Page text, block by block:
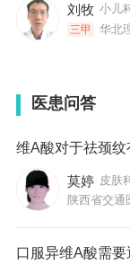
刘牧 小儿
三甲 华北
医患问答
维A酸对于祛颈纹
莫婷 皮肤
陕西省交通
口服异维A酸需